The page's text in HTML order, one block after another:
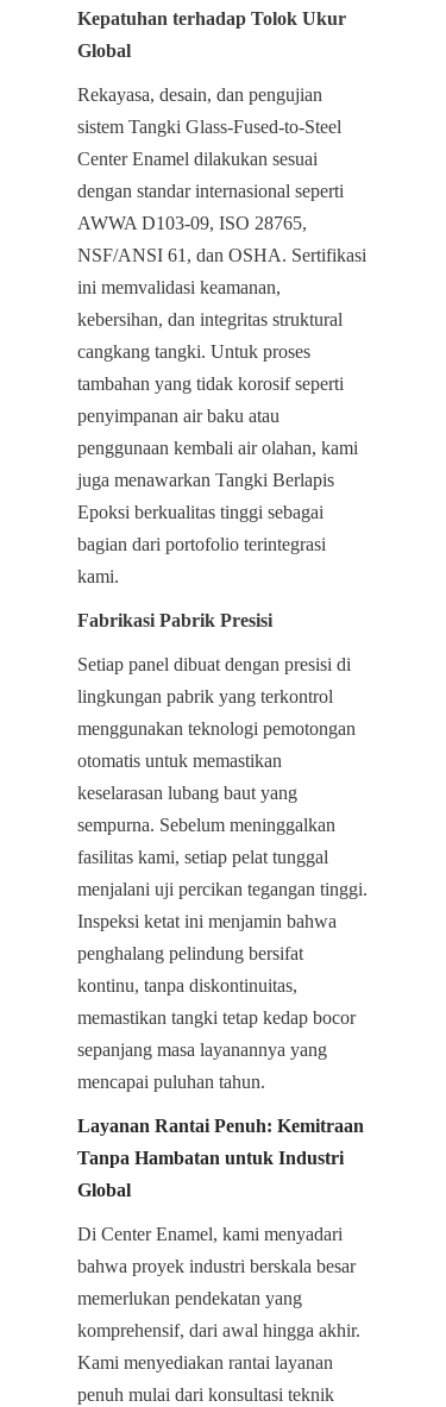
Kepatuhan terhadap Tolok Ukur
Global
Rekayasa, desain, dan pengujian
sistem Tangki Glass-Fused-to-Steel
Center Enamel dilakukan sesuai
dengan standar internasional seperti
AWWA D103-09, ISO 28765,
NSF/ANSI 61, dan OSHA. Sertifikasi
ini memvalidasi keamanan,
kebersihan, dan integritas struktural
cangkang tangki. Untuk proses
tambahan yang tidak korosif seperti
penyimpanan air baku atau
penggunaan kembali air olahan, kami
juga menawarkan Tangki Berlapis
Epoksi berkualitas tinggi sebagai
bagian dari portofolio terintegrasi
kami.
Fabrikasi Pabrik Presisi
Setiap panel dibuat dengan presisi di
lingkungan pabrik yang terkontrol
menggunakan teknologi pemotongan
otomatis untuk memastikan
keselarasan lubang baut yang
sempurna. Sebelum meninggalkan
fasilitas kami, setiap pelat tunggal
menjalani uji percikan tegangan tinggi.
Inspeksi ketat ini menjamin bahwa
penghalang pelindung bersifat
kontinu, tanpa diskontinuitas,
memastikan tangki tetap kedap bocor
sepanjang masa layanannya yang
mencapai puluhan tahun.
Layanan Rantai Penuh: Kemitraan
Tanpa Hambatan untuk Industri
Global
Di Center Enamel, kami menyadari
bahwa proyek industri berskala besar
memerlukan pendekatan yang
komprehensif, dari awal hingga akhir.
Kami menyediakan rantai layanan
penuh mulai dari konsultasi teknik